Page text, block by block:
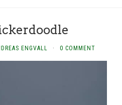
ENGVALL · 0 COMMENT